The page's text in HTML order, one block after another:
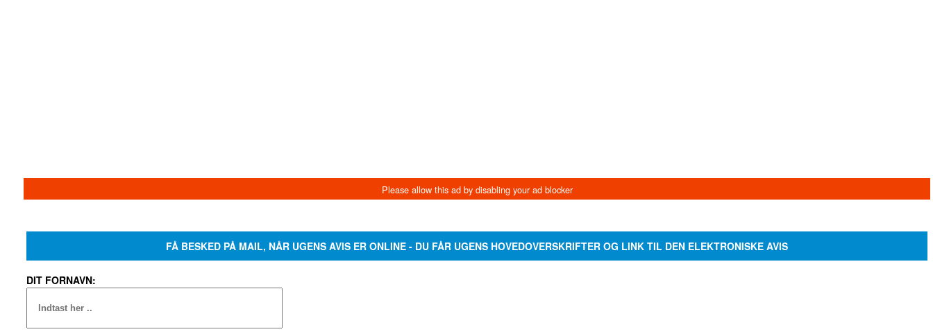
FÅ BESKED PÅ MAIL, NÅR UGENS AVIS ER ONLINE - DU FÅR UGENS HOVEDOVERSKRIFTER OG LINK TIL DEN ELEKTRONISKE AVIS
DIT FORNAVN: